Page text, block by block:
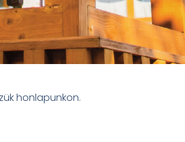
honlapunkon.